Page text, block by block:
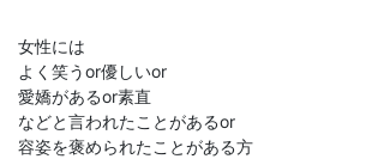
女性には
よく笑うor優しいor
愛嬌があるor素直
などと言われたことがあるor
容姿を褒められたことがある方